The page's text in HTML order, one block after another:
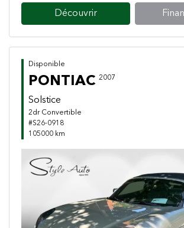
Découvrir
Disponible
PONTIAC 2007
Solstice
2dr Convertible
#S26-0918
105000 km